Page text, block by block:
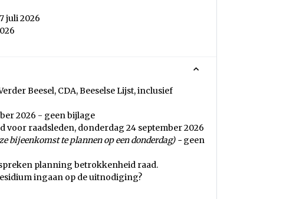
juli 2026
Beesel, CDA, Beeselse Lijst, inclusief
2026 - geen bijlage
voor raadsleden, donderdag 24 september 2026
bijeenkomst te plannen op een donderdag) - geen
planning betrokkenheid raad.
ingaan op de uitnodiging?